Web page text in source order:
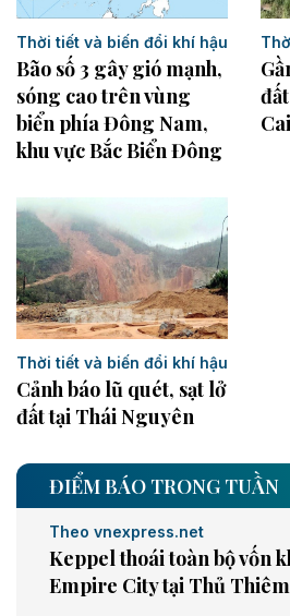
Thời tiết và biến đổi khí hậu
Bão số 3 gây gió mạnh,
sóng cao trên vùng
biển phía Đông Nam,
khu vực Bắc Biển Đông
Cai
Thời tiết và biến đổi khí hậu
Cảnh báo lũ quét, sạt lở
đất tại Thái Nguyên ​
ĐIỂM BÁO TRONG TUẦN
Theo vnexpress.net
Keppel thoái toàn bộ vốn
Empire City tại Thủ Thiêm